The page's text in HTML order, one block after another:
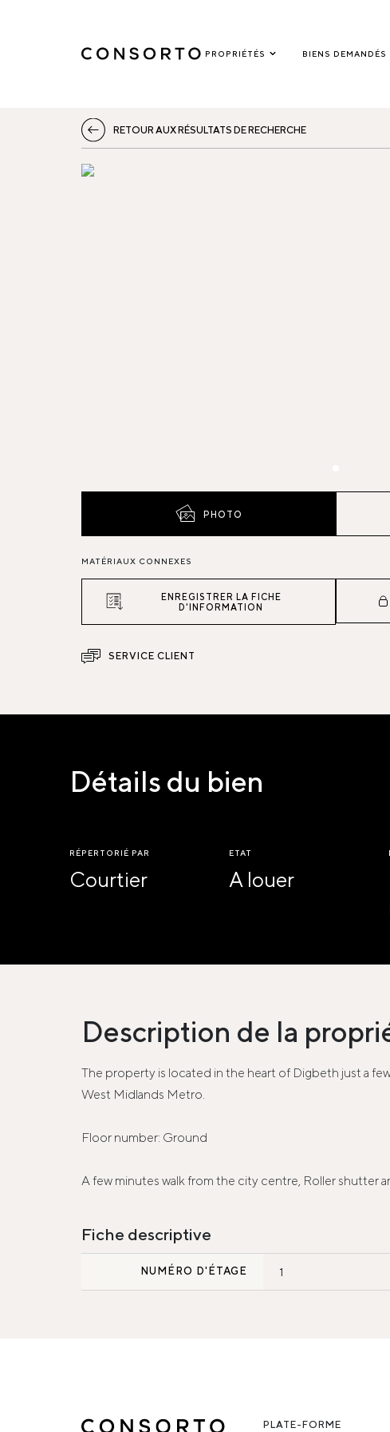
PROPRIÉTÉS BIENS DEMANDÉS
RETOUR AUX RÉSULTATS DE RECHERCHE
PHOTO
MATÉRIAUX CONNEXES
ENREGISTRER LA FICHE
D'INFORMATION
SERVICE CLIENT
Détails du bien
RÉPERTORIÉ PAR
Courtier
ETAT
A louer
Description de la
The property is located in the heart of Digbeth just a
West Midlands Metro.
Floor number: Ground
A few minutes walk from the city centre, Roller
Fiche descriptive
NUMÉRO D'ÉTAGE 1
PLATE-FORME